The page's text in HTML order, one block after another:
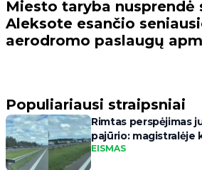
Miesto taryba nusprendė
Aleksote esančio
aerodromo paslaugų
Populiariausi straipsniai
Rimtas perspėjimas
pajūrio: magistralėje
EISMAS